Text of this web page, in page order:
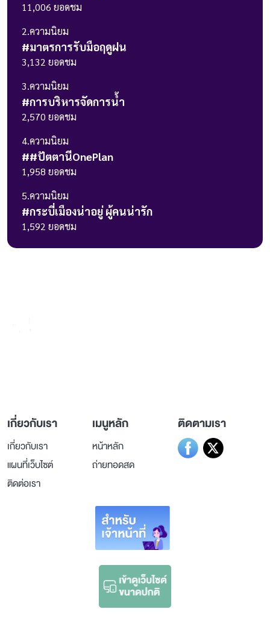
11,006 ยอดชม
2.ความนิยม
#มาตรการรับมือฤดูฝน
3,132 ยอดชม
3.ความนิยม
#การบริหารจัดการน้ำ
2,570 ยอดชม
4.ความนิยม
##ปัตตานีOnePlan
1,958 ยอดชม
5.ความนิยม
#กระบี่เมืองน่าอยู่ ผู้คนน่ารัก
1,592 ยอดชม
เกี่ยวกับเรา
เกี่ยวกับเรา
แผนที่เว็บไซต์
ติดต่อเรา
เมนูหลัก
หน้าหลัก
ถ่ายทอดสด
ติดตามเรา